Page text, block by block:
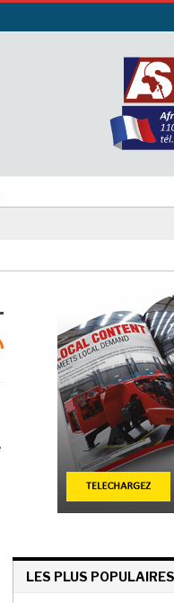
LES PLUS POPULAIRES